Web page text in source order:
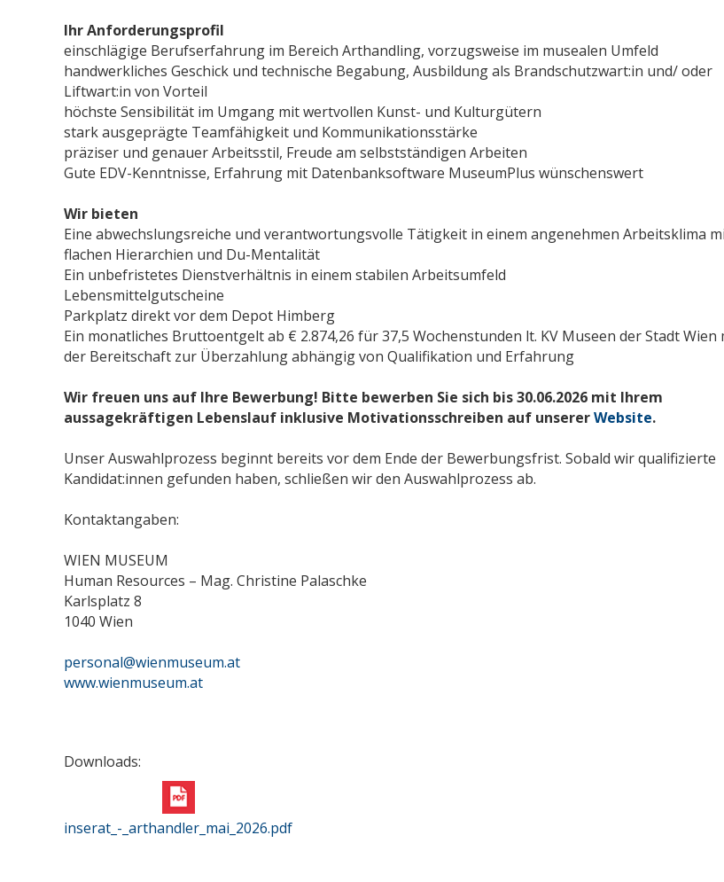
Ihr Anforderungsprofil
einschlägige Berufserfahrung im Bereich Arthandling, vorzugsweise im musealen Umfeld
handwerkliches Geschick und technische Begabung, Ausbildung als Brandschutzwart:in und/ oder
Liftwart:in von Vorteil
höchste Sensibilität im Umgang mit wertvollen Kunst- und Kulturgütern
stark ausgeprägte Teamfähigkeit und Kommunikationsstärke
präziser und genauer Arbeitsstil, Freude am selbstständigen Arbeiten
Gute EDV-Kenntnisse, Erfahrung mit Datenbanksoftware MuseumPlus wünschenswert
Wir bieten
Eine abwechslungsreiche und verantwortungsvolle Tätigkeit in einem angenehmen Arbeitsklima
flachen Hierarchien und Du-Mentalität
Ein unbefristetes Dienstverhältnis in einem stabilen Arbeitsumfeld
Lebensmittelgutscheine
Parkplatz direkt vor dem Depot Himberg
Ein monatliches Bruttoentgelt ab € 2.874,26 für 37,5 Wochenstunden lt. KV Museen der Stadt Wien
der Bereitschaft zur Überzahlung abhängig von Qualifikation und Erfahrung
Wir freuen uns auf Ihre Bewerbung! Bitte bewerben Sie sich bis 30.06.2026 mit Ihrem
aussagekräftigen Lebenslauf inklusive Motivationsschreiben auf unsererWebsite.
Unser Auswahlprozess beginnt bereits vor dem Ende der Bewerbungsfrist. Sobald wir qualifizierte
Kandidat:innen gefunden haben, schließen wir den Auswahlprozess ab.
Kontaktangaben:
WIEN MUSEUM
Human Resources – Mag. Christine Palaschke
Karlsplatz 8
1040 Wien
personal@wienmuseum.at
www.wienmuseum.at
Downloads:
inserat_-_arthandler_mai_2026.pdf